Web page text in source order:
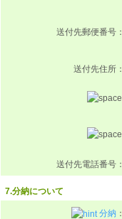
送付先郵便番号：
送付先住所：
送付先電話番号：
7.分納について
分納 ：